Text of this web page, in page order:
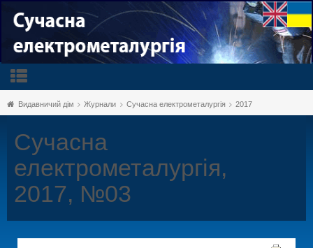
Видавничий дім Журнали Сучасна електрометалургія 2017
Сучасна
електрометалургія,
2017, №03